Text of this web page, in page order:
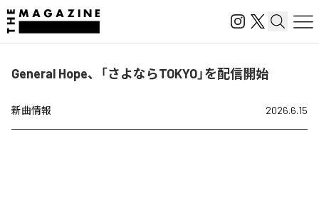
General Hope、「さよならTOKYO」を配信開始
新曲情報 2026.6.15